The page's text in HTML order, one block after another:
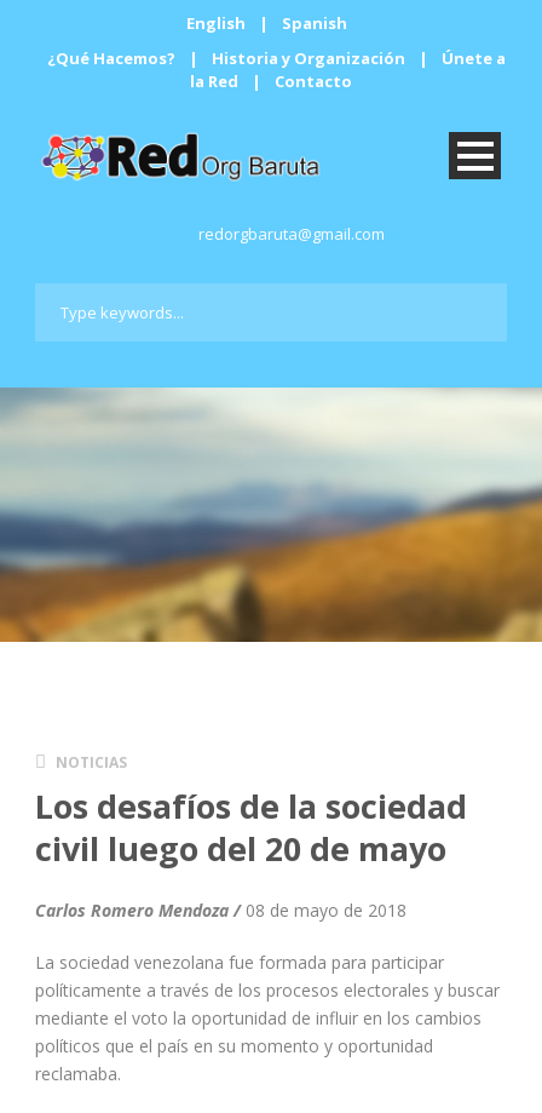
English |
Spanish
¿Qué Hacemos?
| Historia y Organización |
Únete a
la Red
| Contacto
redorgbaruta@gmail.com
NOTICIAS
Los desafíos de la sociedad
civil luego del 20 de mayo
Carlos Romero Mendoza / 08 de mayo de 2018
La sociedad venezolana fue formada para participar
políticamente a través de los procesos electorales y buscar
mediante el voto la oportunidad de influir en los cambios
políticos que el país en su momento y oportunidad
reclamaba.